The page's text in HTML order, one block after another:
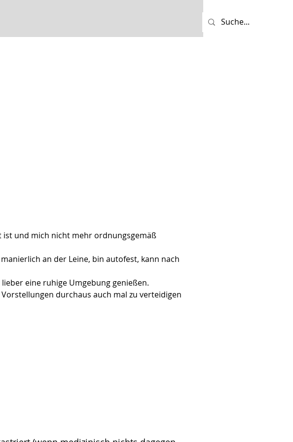
ist und mich nicht mehr ordnungsgemäß
an der Leine, bin autofest, kann nach
eine ruhige Umgebung genießen.
durchaus auch mal zu verteidigen